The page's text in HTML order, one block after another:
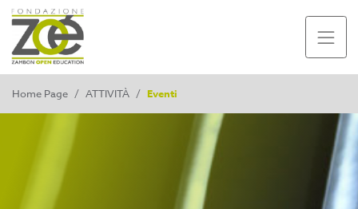
Home Page / ATTIVITÀ / Eventi